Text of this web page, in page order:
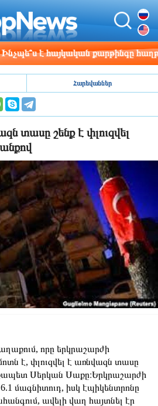
է հայկական քարթինգը
Հարեվաններ
տասը շենք է փլուզվել
որը երկրաշարժի
է, փլուզվել է առնվազն տասը
Սերկան Սաքը։Երկրաշարժի
6.1 մագնիտուդ, իսկ էպիկենտրոնը
ավելի վաղ հայտնել էր